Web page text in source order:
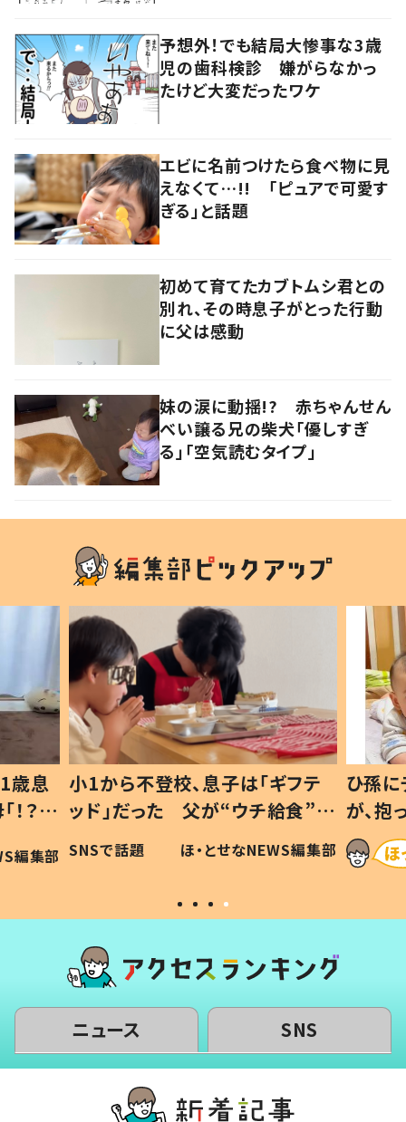
予想外！でも結局大惨事な3歳
児の歯科検診 嫌がらなかっ
たけど大変だったワケ
エビに名前つけたら食べ物に見
えなくて…!! 「ピュアで可愛す
ぎる」と話題
初めて育てたカブトムシ君との
別れ、その時息子がとった行動
に父は感動
妹の涙に動揺!? 赤ちゃんせん
べい譲る兄の柴犬「優しすぎ
る」「空気読むタイプ」
歳息
？」
編集部
小1から不登校、息子は「ギフテ
ッド」だった 父が“ウチ給食”を
作り続ける理由とは #令和の親
#令和の子
SNSで話題 ほ・とせなNEWS編集部
ひ孫
が、
「涙が
い」
ニュース SNS